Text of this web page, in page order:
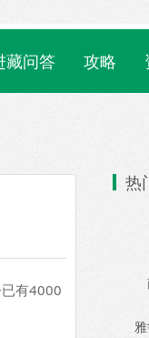
藏问答 攻略
有4000
热